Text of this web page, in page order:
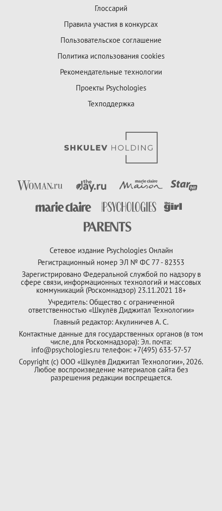
Глоссарий
Правила участия в конкурсах
Пользовательское соглашение
Политика использования cookies
Рекомендательные технологии
Проекты Psychologies
Техподдержка
Сетевое издание Psychologies Онлайн
Регистрационный номер ЭЛ № ФС 77 - 82353
Зарегистрировано Федеральной службой по надзору в
сфере связи, информационных технологий и массовых
коммуникаций (Роскомнадзор) 23.11.2021 18+
Учредитель: Общество с ограниченной
ответственностью «Шкулёв Диджитал Технологии»
Главный редактор: Акулиничев А. С.
Контактные данные для государственных органов (в том
числе, для Роскомнадзора): Эл. почта:
info@psychologies.ru телефон: +7(495) 633-57-57
Copyright (с) ООО «Шкулёв Диджитал Технологии», 2026.
Любое воспроизведение материалов сайта без
разрешения редакции воспрещается.